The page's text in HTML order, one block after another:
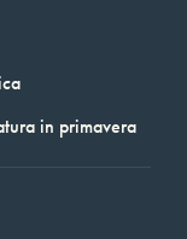
in primavera